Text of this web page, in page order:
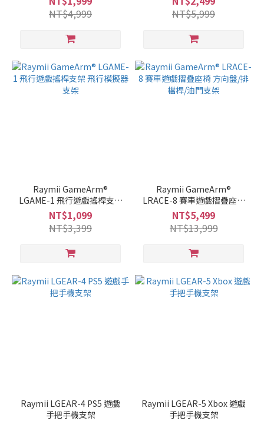
NT$4,999
車架
NT$5,999
Raymii GameArm®
LGAME-1 飛行遊戲搖桿支架
飛行模擬器支架
NT$1,099
NT$3,399
Raymii GameArm®
LRACE-8 賽車遊戲摺疊座椅
方向盤/排檔桿/油門支架
NT$5,499
NT$13,999
Raymii LGEAR-4 PS5 遊戲
手把手機支架
Raymii LGEAR-5 Xbox 遊戲
手把手機支架